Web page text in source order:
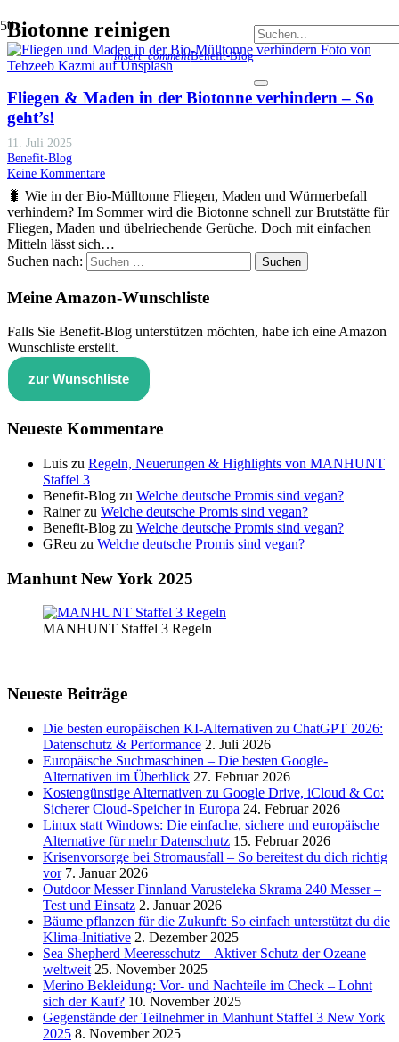
insert_commentBenefit-Blog
Biotonne reinigen
Fliegen & Maden in der Biotonne verhindern – So
geht’s!
11. Juli 2025
Benefit-Blog
Keine Kommentare
🐛 Wie in der Bio-Mülltonne Fliegen, Maden und Würmerbefall
verhindern? Im Sommer wird die Biotonne schnell zur Brutstätte für
Fliegen, Maden und übelriechende Gerüche. Doch mit einfachen
Mitteln lässt sich…
Suchen nach:
Meine Amazon-Wunschliste
Falls Sie Benefit-Blog unterstützen möchten, habe ich eine Amazon
Wunschliste erstellt.
zur Wunschliste
Neueste Kommentare
Luis zu Regeln, Neuerungen & Highlights von MANHUNT
Staffel 3
Benefit-Blog zu Welche deutsche Promis sind vegan?
Rainerzu Welche deutsche Promis sind vegan?
Benefit-Blog zu Welche deutsche Promis sind vegan?
GReu zu Welche deutsche Promis sind vegan?
Manhunt New York 2025
MANHUNT Staffel 3 Regeln
Neueste Beiträge
Die besten europäischen KI-Alternativen zu ChatGPT 2026:
Datenschutz & Performance 2. Juli 2026
Europäische Suchmaschinen – Die besten Google-
Alternativen im Überblick 27. Februar 2026
Kostengünstige Alternativen zu Google Drive, iCloud & Co:
Sicherer Cloud-Speicher in Europa 24. Februar 2026
Linux statt Windows: Die einfache, sichere und europäische
Alternative für mehr Datenschutz 15. Februar 2026
Krisenvorsorge bei Stromausfall – So bereitest du dich richtig
vor 7. Januar 2026
Outdoor Messer Finnland Varusteleka Skrama 240 Messer –
Test und Einsatz 2. Januar 2026
Bäume pflanzen für die Zukunft: So einfach unterstützt du die
Klima-Initiative 2. Dezember 2025
Sea Shepherd Meeresschutz – Aktiver Schutz der Ozeane
weltweit 25. November 2025
Merino Bekleidung: Vor- und Nachteile im Check – Lohnt
sich der Kauf? 10. November 2025
Gegenstände der Teilnehmer in Manhunt Staffel 3 New York
2025 8. November 2025